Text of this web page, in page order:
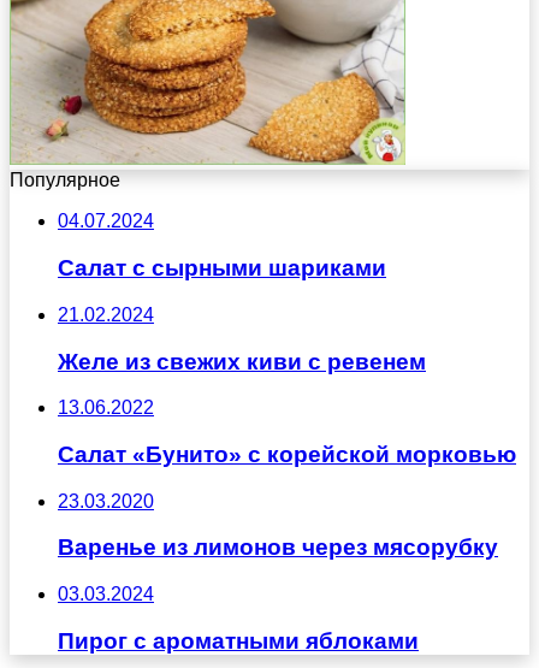
Популярное
04.07.2024
Салат с сырными шариками
21.02.2024
Желе из свежих киви с ревенем
13.06.2022
Салат «Бунито» с корейской морковью
23.03.2020
Варенье из лимонов через мясорубку
03.03.2024
Пирог с ароматными яблоками